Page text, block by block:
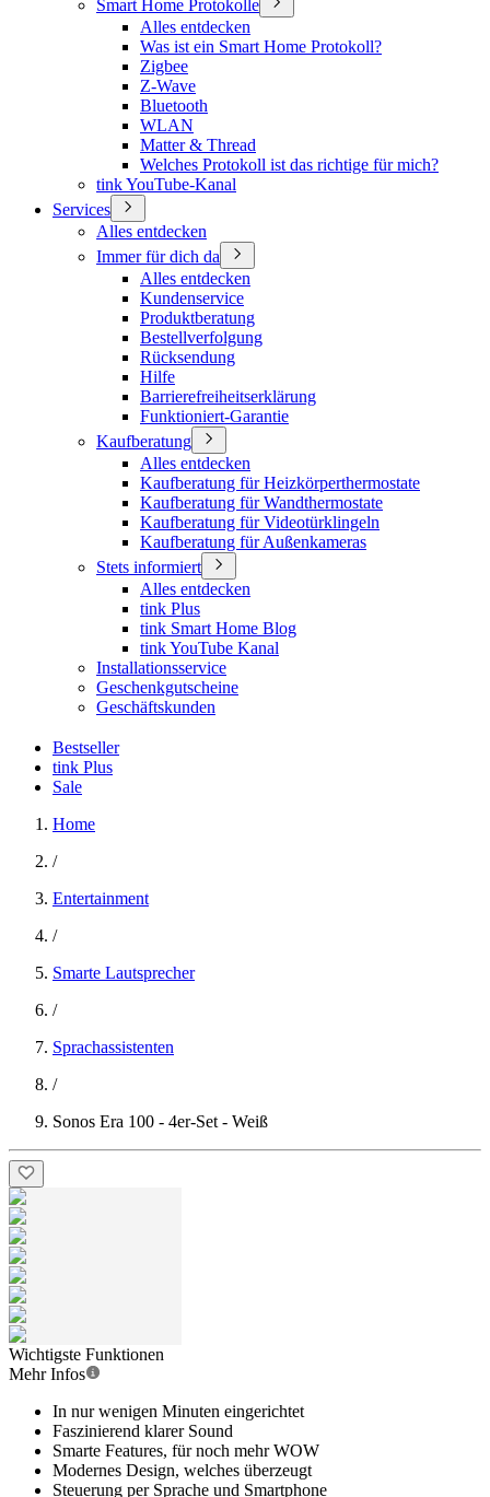
Smart Home Protokolle
Alles entdecken
Was ist ein Smart Home Protokoll?
Zigbee
Z-Wave
Bluetooth
WLAN
Matter & Thread
Welches Protokoll ist das richtige für mich?
tink YouTube-Kanal
Services
Alles entdecken
Immer für dich da
Alles entdecken
Kundenservice
Produktberatung
Bestellverfolgung
Rücksendung
Hilfe
Barrierefreiheitserklärung
Funktioniert-Garantie
Kaufberatung
Alles entdecken
Kaufberatung für Heizkörperthermostate
Kaufberatung für Wandthermostate
Kaufberatung für Videotürklingeln
Kaufberatung für Außenkameras
Stets informiert
Alles entdecken
tink Plus
tink Smart Home Blog
tink YouTube Kanal
Installationsservice
Geschenkgutscheine
Geschäftskunden
Bestseller
tink Plus
Sale
Home
/
Entertainment
/
Smarte Lautsprecher
/
Sprachassistenten
/
Sonos Era 100 - 4er-Set - Weiß
Wichtigste Funktionen
Mehr Infos
In nur wenigen Minuten eingerichtet
Faszinierend klarer Sound
Smarte Features, für noch mehr WOW
Modernes Design, welches überzeugt
Steuerung per Sprache und Smartphone